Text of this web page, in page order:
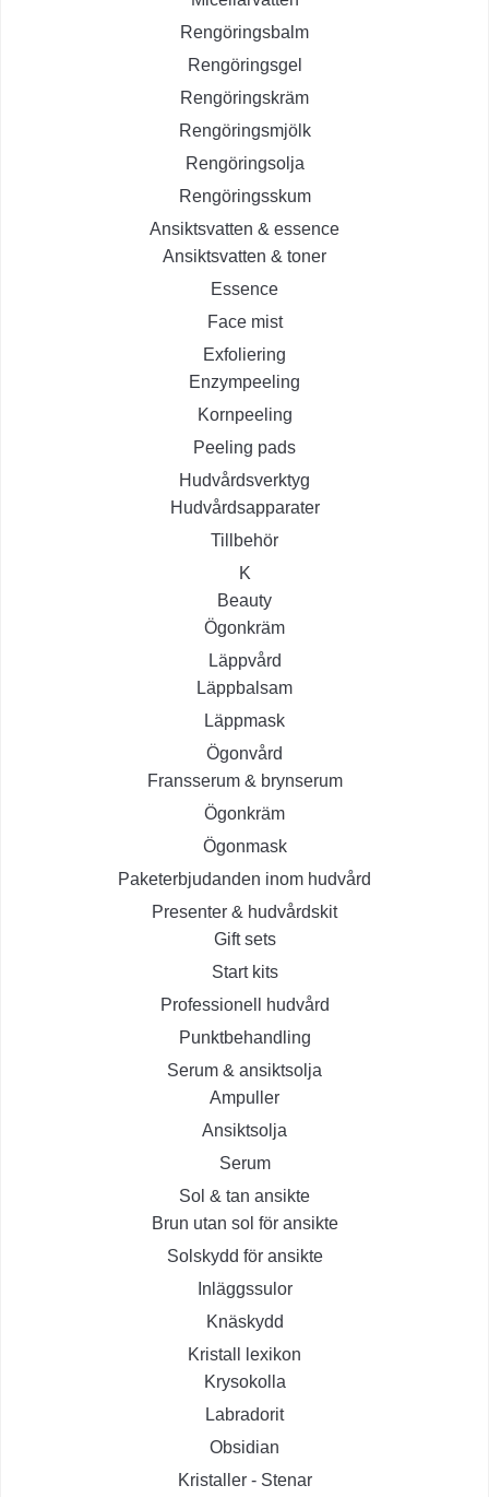
Rengöringsbalm
Rengöringsgel
Rengöringskräm
Rengöringsmjölk
Rengöringsolja
Rengöringsskum
Ansiktsvatten & essence
Ansiktsvatten & toner
Essence
Face mist
Exfoliering
Enzympeeling
Kornpeeling
Peeling pads
Hudvårdsverktyg
Hudvårdsapparater
Tillbehör
K
Beauty
Ögonkräm
Läppvård
Läppbalsam
Läppmask
Ögonvård
Fransserum & brynserum
Ögonkräm
Ögonmask
Paketerbjudanden inom hudvård
Presenter & hudvårdskit
Gift sets
Start kits
Professionell hudvård
Punktbehandling
Serum & ansiktsolja
Ampuller
Ansiktsolja
Serum
Sol & tan ansikte
Brun utan sol för ansikte
Solskydd för ansikte
Inläggssulor
Knäskydd
Kristall lexikon
Krysokolla
Labradorit
Obsidian
Kristaller - Stenar